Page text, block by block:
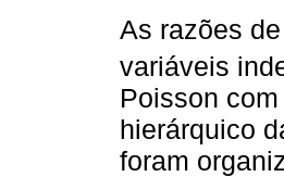
As razões
variáveis
Poisson
hierárquico
foram